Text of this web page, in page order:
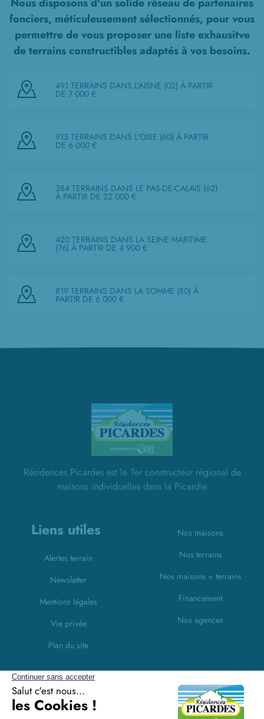
Nous disposons d'un solide réseau de partenaires
fonciers, méticuleusement sélectionnés, pour vous
permettre de vous proposer une liste exhausitve
de terrains constructibles adaptés à vos besoins.
491 TERRAINS DANS L'AISNE (02) À PARTIR
DE 7 000 €
913 TERRAINS DANS L'OISE (60) À PARTIR
DE 6 000 €
384 TERRAINS DANS LE PAS-DE-CALAIS (62)
À PARTIR DE 22 000 €
420 TERRAINS DANS LA SEINE MARITIME
(76) À PARTIR DE 4 900 €
819 TERRAINS DANS LA SOMME (80) À
PARTIR DE 6 000 €
Résidences Picardes est le 1er constructeur régional de
maisons individuelles dans la Picardie
Liens utiles
Alertes terrain
Newsletter
Mentions légales
Vie privée
Plan du site
Nos maisons
Nos terrains
Nos maisons + terrains
Financement
Nos agences